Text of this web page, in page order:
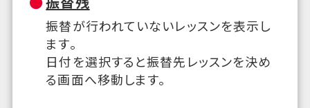
振替が行われていないレッスンを表示し
ます。
日付を選択すると振替先レッスンを決め
る画面へ移動します。